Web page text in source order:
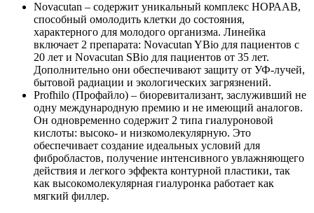
Novacutan – содержит уникальный комплекс НОРААВ,
способный омолодить клетки до состояния,
характерного для молодого организма. Линейка
включает 2 препарата: Novacutan YBio для пациентов с
20 лет и Novacutan SBio для пациентов от 35 лет.
Дополнительно они обеспечивают защиту от УФ-лучей,
бытовой радиации и экологических загрязнений.
Profhilo (Профайло) – биоревитализант, заслуживший не
одну международную премию и не имеющий аналогов.
Он одновременно содержит 2 типа гиалуроновой
кислоты: высоко- и низкомолекулярную. Это
обеспечивает создание идеальных условий для
фибробластов, получение интенсивного увлажняющего
действия и легкого эффекта контурной пластики, так
как высокомолекулярная гиалуронка работает как
мягкий филлер.